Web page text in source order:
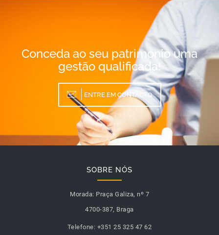
Conceda ao seu património uma
gestão qualificada!
ENTRE EM CONTACTO
SOBRE NÓS
Morada: Praça Galiza, nº 7
4700-387, Braga
Telefone: +351 25 325 47 62